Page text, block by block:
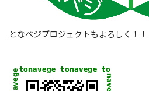
となベジプロジェクトもよろしく！！